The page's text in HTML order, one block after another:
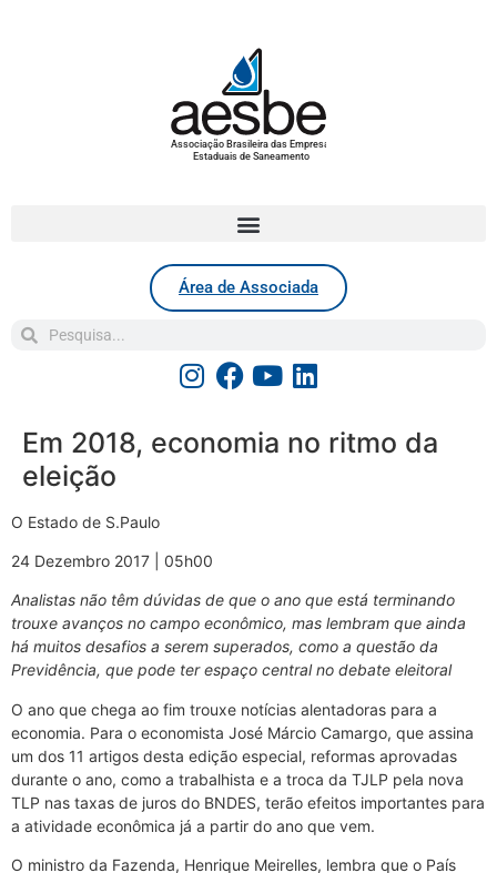
Associação Brasileira das Empresas
Estaduais de Saneamento
Área de Associada
Em 2018, economia no ritmo da
eleição
O Estado de S.Paulo
24 Dezembro 2017 | 05h00
Analistas não têm dúvidas de que o ano que está terminando
trouxe avanços no campo econômico, mas lembram que ainda
há muitos desafios a serem superados, como a questão da
Previdência, que pode ter espaço central no debate eleitoral
O ano que chega ao fim trouxe notícias alentadoras para a
economia. Para o economista José Márcio Camargo, que assina
um dos 11 artigos desta edição especial, reformas aprovadas
durante o ano, como a trabalhista e a troca da TJLP pela nova
TLP nas taxas de juros do BNDES, terão efeitos importantes para
a atividade econômica já a partir do ano que vem.
O ministro da Fazenda, Henrique Meirelles, lembra que o País